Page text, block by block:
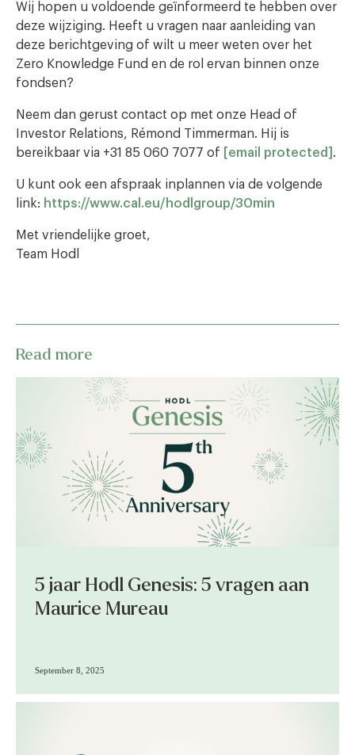
Wij hopen u voldoende geïnformeerd te hebben over
deze wijziging. Heeft u vragen naar aanleiding van
deze berichtgeving of wilt u meer weten over het
Zero Knowledge Fund en de rol ervan binnen onze
fondsen?
Neem dan gerust contact op met onze Head of
Investor Relations, Rémond Timmerman. Hij is
bereikbaar via +31 85 060 7077 of
[email protected] .
U kunt ook een afspraak inplannen via de volgende
link: https://www.cal.eu/hodlgroup/30min
Met vriendelijke groet,
Team Hodl
Read more
5 jaar Hodl Genesis: 5 vragen aan
Maurice Mureau
September 8, 2025